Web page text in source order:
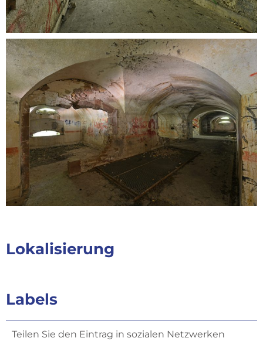
Lokalisierung
Labels
Teilen Sie den Eintrag in sozialen Netzwerken